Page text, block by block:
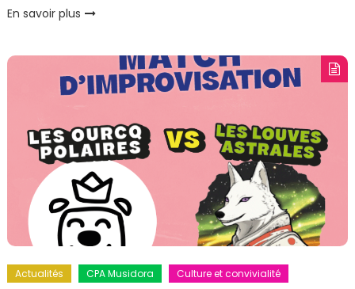
En savoir plus
Actualités CPA Musidora Culture et convivialité